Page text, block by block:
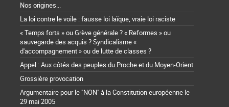
Nos origines...
La loi contre le voile : fausse loi laïque, vraie loi raciste
« Temps forts » ou Grève générale ? « Reformes » ou
sauvegarde des acquis ? Syndicalisme «
d'accompagnement » ou de lutte de classes ?
Appel : Aux côtés des peuples du Proche et du Moyen-Orient
Grossière provocation
Argumentaire pour le "NON" à la Constitution européenne le
29 mai 2005